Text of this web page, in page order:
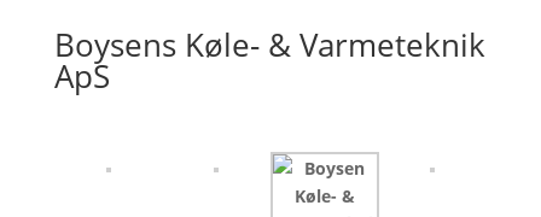
Boysens Køle- & Varmeteknik
ApS